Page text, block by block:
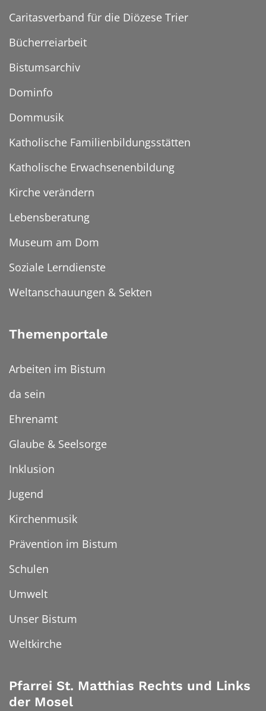
Caritasverband für die Diözese Trier
Bücherreiarbeit
Bistumsarchiv
Dominfo
Dommusik
Katholische Familienbildungsstätten
Katholische Erwachsenenbildung
Kirche verändern
Lebensberatung
Museum am Dom
Soziale Lerndienste
Weltanschauungen & Sekten
Themenportale
Arbeiten im Bistum
da sein
Ehrenamt
Glaube & Seelsorge
Inklusion
Jugend
Kirchenmusik
Prävention im Bistum
Schulen
Umwelt
Unser Bistum
Weltkirche
Pfarrei St. Matthias Rechts und Links
der Mosel